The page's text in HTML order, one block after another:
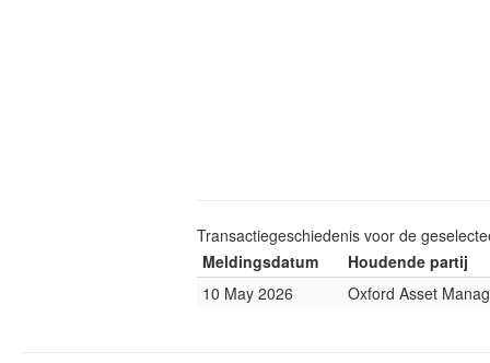
Transactiegeschiedenis voor de
Meldingsdatum
Houdende partij
10 May 2026
Oxford Asset